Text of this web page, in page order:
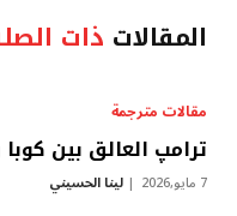
المقالات ذات
مقالات مترجمة
ترامپ العالق بين
7 مايو,2026 لينا الحسيني